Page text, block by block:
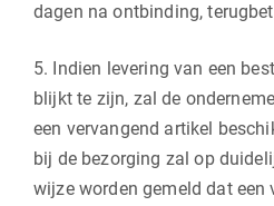
dagen na ontbinding,
5. Indien levering van een
blijkt te zijn, zal de
een vervangend artikel
bij de bezorging zal op
wijze worden gemeld dat